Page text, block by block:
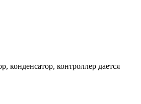
конденсатор, контроллер дается